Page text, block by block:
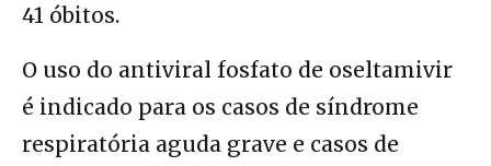
41 óbitos.
O uso do antiviral fosfato de oseltamivir
é indicado para os casos de síndrome
respiratória aguda grave e casos de